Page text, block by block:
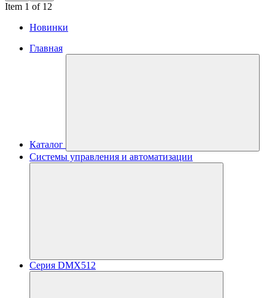
Item 1 of 12
Новинки
Главная
Каталог
Системы управления и автоматизации
Серия DMX512